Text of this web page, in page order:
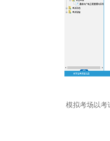
模拟考场以考